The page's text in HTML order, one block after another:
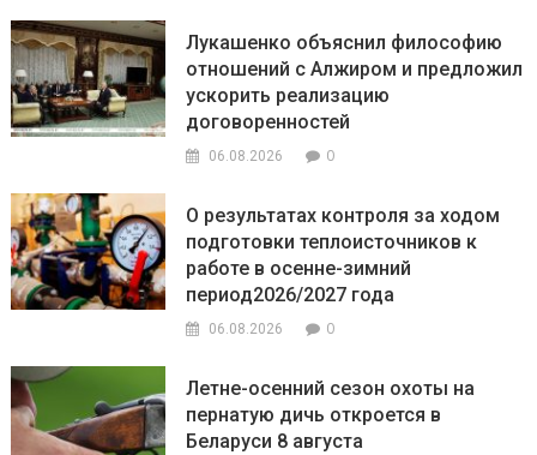
Лукашенко объяснил философию
отношений с Алжиром и предложил
ускорить реализацию
договоренностей
06.08.2026 0
О результатах контроля за ходом
подготовки теплоисточников к
работе в осенне-зимний
период2026/2027 года
06.08.2026 0
Летне-осенний сезон охоты на
пернатую дичь откроется в
Беларуси 8 августа